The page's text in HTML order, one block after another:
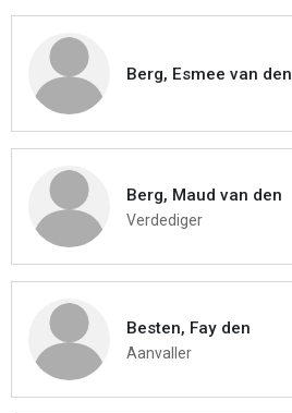
Berg, Esmee van den
Berg, Maud van den
Verdediger
Besten, Fay den
Aanvaller